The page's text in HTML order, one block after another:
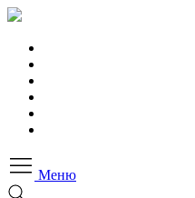
Меню